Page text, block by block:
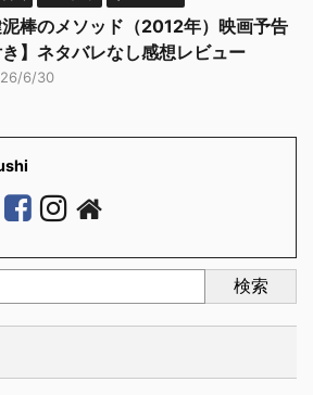
泥棒のメソッド（2012年）映画予告
】ネタバレなし感想レビュー
6/30
検索